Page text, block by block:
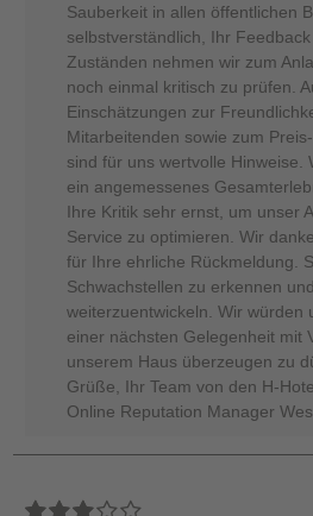
Sauberkeit in allen öffentlichen
selbstverständlich, Ihr
Zuständen nehmen wir zum
noch einmal kritisch zu prüfen.
Einschätzungen zur
Mitarbeitenden sowie zum
sind für uns wertvolle Hinweise.
ein angemessenes
Ihre Kritik sehr ernst, um unser
Service zu optimieren. Wir
für Ihre ehrliche Rückmeldung.
Schwachstellen zu erkennen
weiterzuentwickeln. Wir würden
einer nächsten Gelegenheit mit
unserem Haus überzeugen zu
Grüße, Ihr Team von den H-
Online Reputation Manager